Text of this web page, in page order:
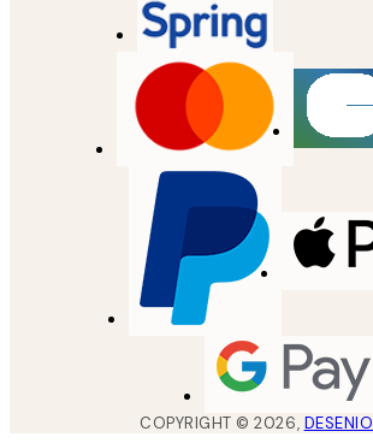
COPYRIGHT ©2026, DESENIO